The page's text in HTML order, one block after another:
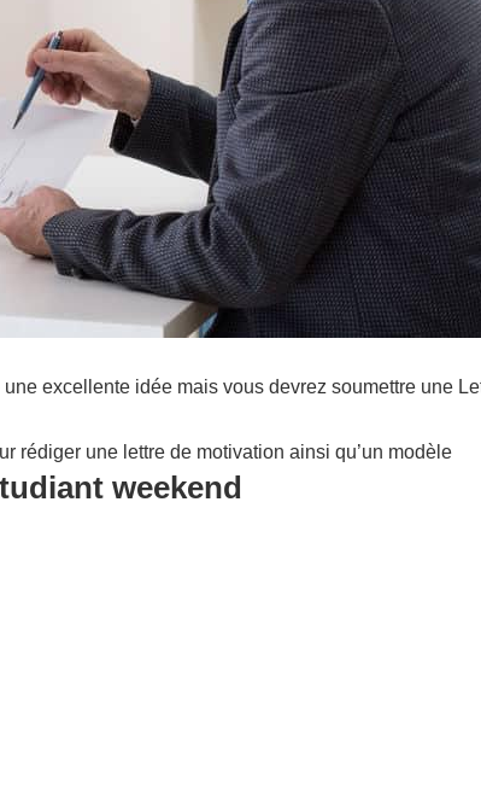
excellente idée mais vous devrez soumettre une
rédiger une lettre de motivation ainsi qu’un modèle
weekend